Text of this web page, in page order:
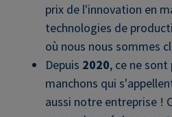
prix de l'innovation en
technologies de
où nous nous sommes
Depuis 2020, ce ne
manchons qui
aussi notre entreprise !